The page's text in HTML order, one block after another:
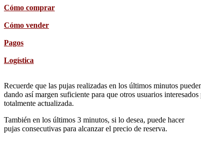
Cómo comprar
Cómo vender
Pagos
Logística
Recuerde que las pujas realizadas en los últimos minutos
dando así margen suficiente para que otros usuarios
totalmente actualizada.
También en los últimos 3 minutos, si lo desea, puede hacer
pujas consecutivas para alcanzar el precio de reserva.